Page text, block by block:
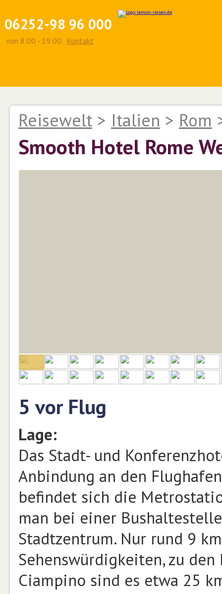
06252-98 96 000
von 8:00 - 19:00. Kontakt
Reisewelt > Italien > Rom
Smooth Hotel Rome
5 vor Flug
Lage:
Das Stadt- und
Anbindung an den
befindet sich die
man bei einer
Stadtzentrum. Nur rund 9
Sehenswürdigkeiten, zu
Ciampino sind es etwa 25